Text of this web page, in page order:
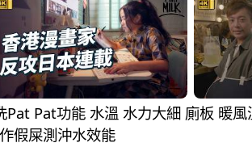
Pat功能 水溫 水力大細 廁板 暖
假屎測沖水效能